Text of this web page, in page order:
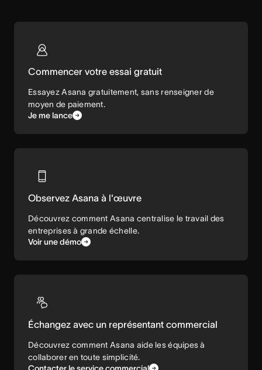
Commencer votre essai gratuit
Essayez Asana gratuitement, sans renseigner de
moyen de paiement.
Je me lance
Observez Asana à l'œuvre
Découvrez comment Asana centralise le travail des
entreprises à grande échelle.
Voir une démo
Échangez avec un représentant commercial
Découvrez comment Asana aide les équipes à
collaborer en toute simplicité.